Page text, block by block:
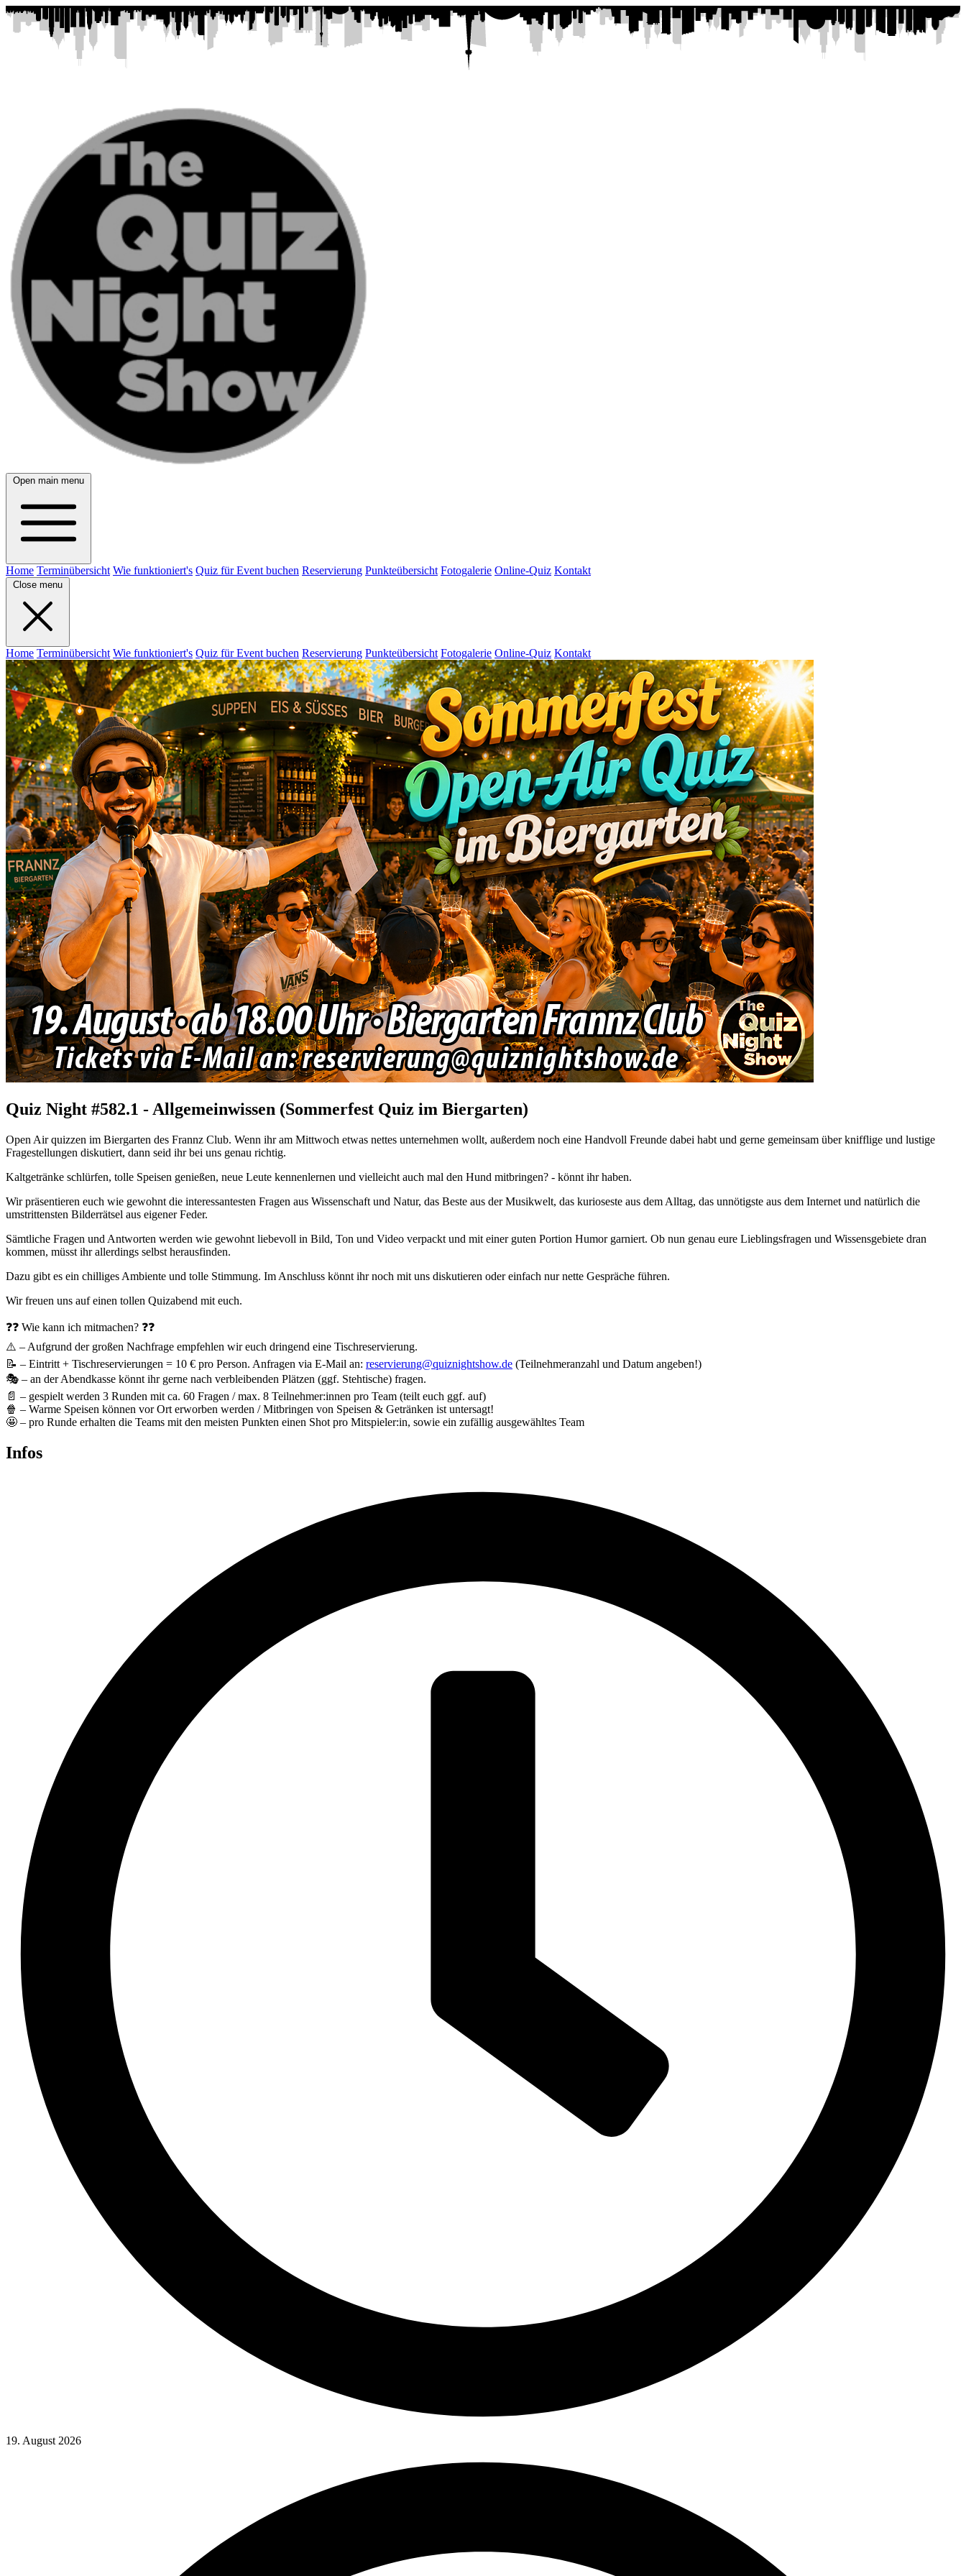
Open main menu
Home Terminübersicht Wie funktioniert's Quiz für Event buchen Reservierung Punkteübersicht Fotogalerie Online-Quiz Kontakt
Close menu
Home Terminübersicht Wie funktioniert's Quiz für Event buchen Reservierung Punkteübersicht Fotogalerie Online-Quiz Kontakt
Quiz Night #582.1 - Allgemeinwissen (Sommerfest Quiz im Biergarten)
Open Air quizzen im Biergarten des Frannz Club. Wenn ihr am Mittwoch etwas nettes unternehmen wollt, außerdem noch eine Handvoll Freunde dabei habt und gerne gemeinsam über knifflige und lustige
Fragestellungen diskutiert, dann seid ihr bei uns genau richtig.
Kaltgetränke schlürfen, tolle Speisen genießen, neue Leute kennenlernen und vielleicht auch mal den Hund mitbringen? - könnt ihr haben.
Wir präsentieren euch wie gewohnt die interessantesten Fragen aus Wissenschaft und Natur, das Beste aus der Musikwelt, das kurioseste aus dem Alltag, das unnötigste aus dem Internet und natürlich die
umstrittensten Bilderrätsel aus eigener Feder.
Sämtliche Fragen und Antworten werden wie gewohnt liebevoll in Bild, Ton und Video verpackt und mit einer guten Portion Humor garniert. Ob nun genau eure Lieblingsfragen und Wissensgebiete dran
kommen, müsst ihr allerdings selbst herausfinden.
Dazu gibt es ein chilliges Ambiente und tolle Stimmung. Im Anschluss könnt ihr noch mit uns diskutieren oder einfach nur nette Gespräche führen.
Wir freuen uns auf einen tollen Quizabend mit euch.
❓❓ Wie kann ich mitmachen? ❓❓
⚠️ – Aufgrund der großen Nachfrage empfehlen wir euch dringend eine Tischreservierung.
📝 – Eintritt + Tischreservierungen = 10 € pro Person. Anfragen via E-Mail an: reservierung@quiznightshow.de (Teilnehmeranzahl und Datum angeben!)
🎭 – an der Abendkasse könnt ihr gerne nach verbleibenden Plätzen (ggf. Stehtische) fragen.
📄 – gespielt werden 3 Runden mit ca. 60 Fragen / max. 8 Teilnehmer:innen pro Team (teilt euch ggf. auf)
🍿 – Warme Speisen können vor Ort erworben werden / Mitbringen von Speisen & Getränken ist untersagt!
🤩 – pro Runde erhalten die Teams mit den meisten Punkten einen Shot pro Mitspieler:in, sowie ein zufällig ausgewähltes Team
Infos
19. August 2026